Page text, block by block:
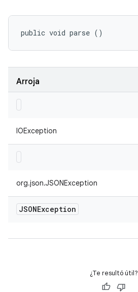
public void parse ()
Arroja
IOException
org.json.JSONException
JSONException
¿Te resultó útil?